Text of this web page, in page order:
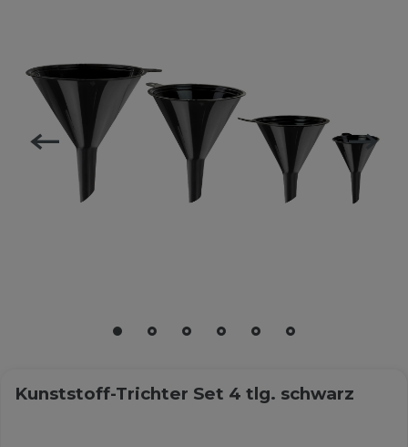
Kunststoff-Trichter Set 4 tlg. schwarz